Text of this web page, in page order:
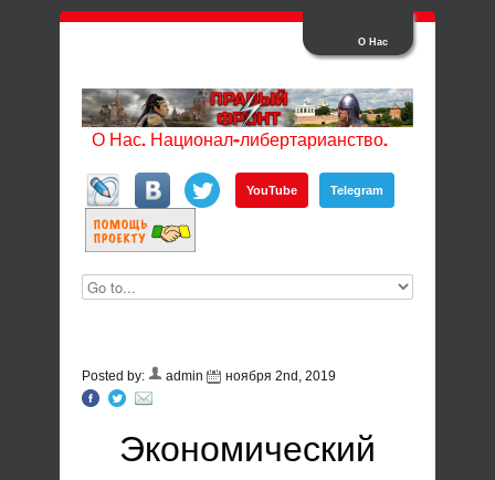
О Нас
О Нас. Национал-либертарианство.
YouTube Telegram
Posted by: admin ноября 2nd, 2019
Экономический